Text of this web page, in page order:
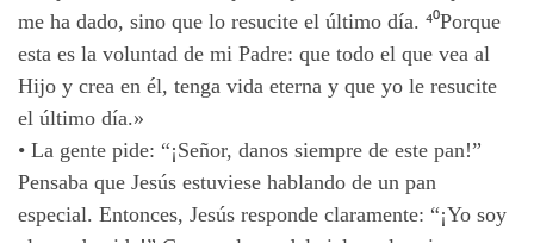
me ha dado, sino que lo resucite el último día. ⁴⁰Porque
esta es la voluntad de mi Padre: que todo el que vea al
Hijo y crea en él, tenga vida eterna y que yo le resucite
el último día.»
• La gente pide: “¡Señor, danos siempre de este pan!”
Pensaba que Jesús estuviese hablando de un pan
especial. Entonces, Jesús responde claramente: “¡Yo soy